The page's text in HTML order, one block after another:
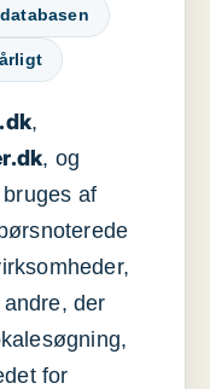
,
, og
bruges af
der
for